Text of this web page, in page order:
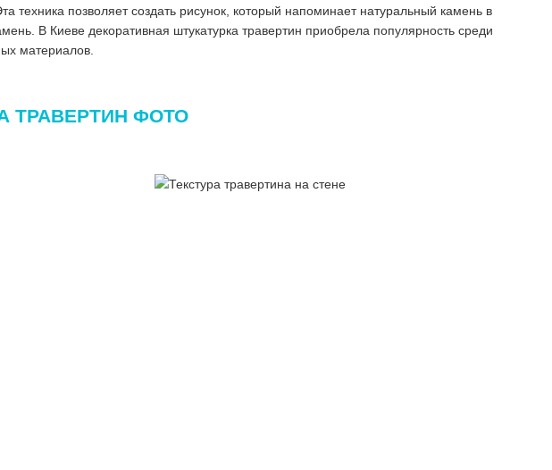
техника позволяет создать рисунок, который напоминает натуральный камень в
В Киеве декоративная штукатурка травертин приобрела популярность среди
материалов.
ТРАВЕРТИН ФОТО